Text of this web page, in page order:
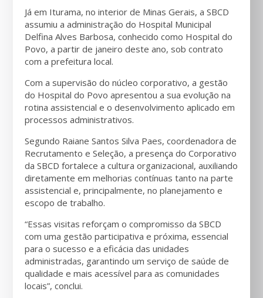
Já em Iturama, no interior de Minas Gerais, a SBCD
assumiu a administração do Hospital Municipal
Delfina Alves Barbosa, conhecido como Hospital do
Povo, a partir de janeiro deste ano, sob contrato
com a prefeitura local.
Com a supervisão do núcleo corporativo, a gestão
do Hospital do Povo apresentou a sua evolução na
rotina assistencial e o desenvolvimento aplicado em
processos administrativos.
Segundo Raiane Santos Silva Paes, coordenadora de
Recrutamento e Seleção, a presença do Corporativo
da SBCD fortalece a cultura organizacional, auxiliando
diretamente em melhorias contínuas tanto na parte
assistencial e, principalmente, no planejamento e
escopo de trabalho.
“Essas visitas reforçam o compromisso da SBCD
com uma gestão participativa e próxima, essencial
para o sucesso e a eficácia das unidades
administradas, garantindo um serviço de saúde de
qualidade e mais acessível para as comunidades
locais”, conclui.